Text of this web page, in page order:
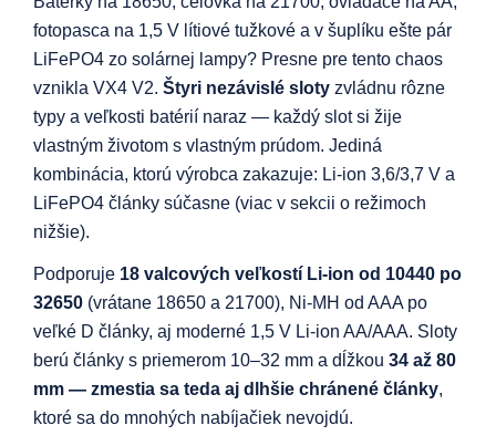
fotopasca na 1,5 V lítiové tužkové a v šuplíku ešte pár
LiFePO4 zo solárnej lampy? Presne pre tento chaos
vznikla VX4 V2. Štyri nezávislé sloty zvládnu rôzne
typy a veľkosti batérií naraz — každý slot si žije
vlastným životom s vlastným prúdom. Jediná
kombinácia, ktorú výrobca zakazuje: Li-ion 3,6/3,7 V a
LiFePO4 články súčasne (viac v sekcii o režimoch
nižšie).
Podporuje 18 valcových veľkostí Li-ion od 10440 po
32650 (vrátane 18650 a 21700), Ni-MH od AAA po
veľké D články, aj moderné 1,5 V Li-ion AA/AAA. Sloty
berú články s priemerom 10–32 mm a dĺžkou 34 až 80
mm — zmestia sa teda aj dlhšie chránené články,
ktoré sa do mnohých nabíjačiek nevojdú.